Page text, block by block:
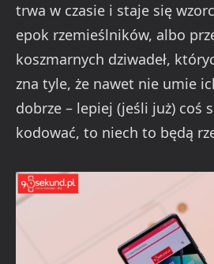
trwa w czasie i staje się
epok rzemieślników, albo
koszmarnych dziwadeł,
zna tyle, że nawet nie umie
dobrze – lepiej (jeśli już) coś
kodować, to niech to będą